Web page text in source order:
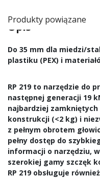
Produkty powiązane
Opis
Do 35 mm dla miedzi/
plastiku (PEX) i
RP 219 to narzędzie do
następnej generacji 19
najbardziej
konstrukcji (<2 kg) i
z pełnym obrotem
pełny dostęp do
informacji o narzędziu,
szerokiej gamy szczęk
RP 219 obsługuje